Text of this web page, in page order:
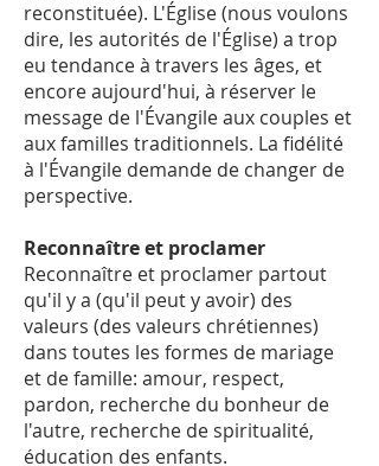
reconstituée). L'Église (nous voulons
dire, les autorités de l'Église) a trop
eu tendance à travers les âges, et
encore aujourd'hui, à réserver le
message de l'Évangile aux couples et
aux familles traditionnels. La fidélité
à l'Évangile demande de changer de
perspective.
Reconnaître et proclamer
Reconnaître et proclamer partout
qu'il y a (qu'il peut y avoir) des
valeurs (des valeurs chrétiennes)
dans toutes les formes de mariage
et de famille: amour, respect,
pardon, recherche du bonheur de
l'autre, recherche de spiritualité,
éducation des enfants.